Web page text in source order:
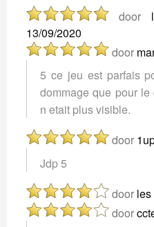
door
13/09/2020
door
5 ce jeu est parfais
dommage que pour
n etait plus visible.
door
Jdp 5
door
door